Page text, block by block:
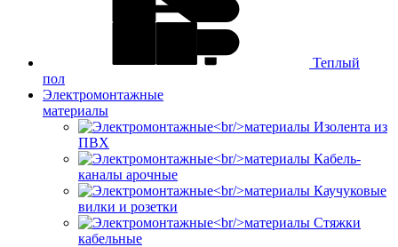
Теплый
пол
Электромонтажные
материалы
Изолента из
ПВХ
Кабель-
каналы арочные
Каучуковые
вилки и розетки
Стяжки
кабельные